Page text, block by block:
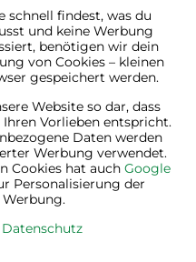
schnell findest, was du
und keine Werbung
benötigen wir dein
von Cookies – kleinen
gespeichert werden.
Website so dar, dass
Vorlieben entspricht.
Daten werden
Werbung verwendet.
Cookies hat auch Google
Personalisierung der